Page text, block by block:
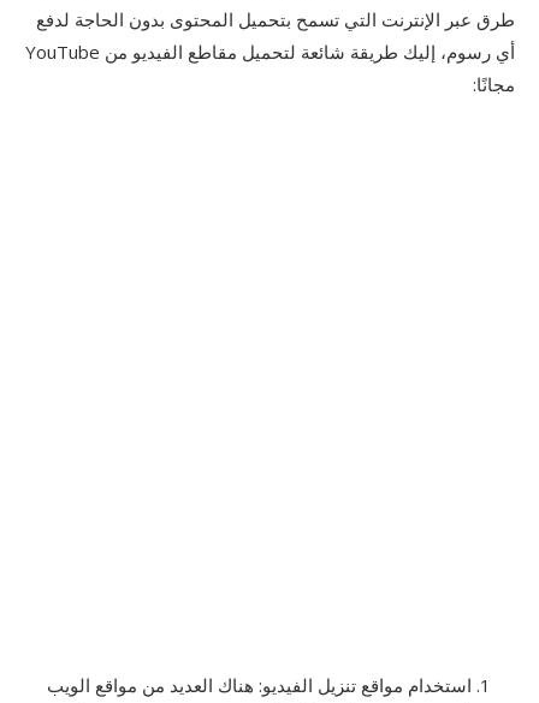
طرق عبر الإنترنت التي تسمح بتحميل المحتوى بدون الحاجة لدفع
أي رسوم، إليك طريقة شائعة لتحميل مقاطع الفيديو من YouTube
مجانًا:
استخدام مواقع تنزيل الفيديو: هناك العديد من مواقع الويب